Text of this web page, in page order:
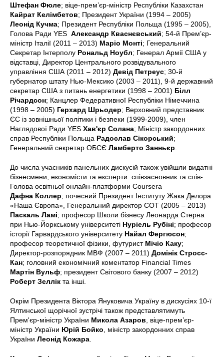
Штефан Фюле; віце-прем’єр-міністр Республіки Казахстан
Кайрат Келімбетов; Президент України (1994 – 2005)
Леонід Кучма; Президент Республіки Польща (1995 – 2005),
Голова Ради YES Александр Кваснєвський; 54-й Прем’єр-
міністр Італії (2011 – 2013) Маріо Монті; Генеральний
Секретар Інтерполу Рональд Ноубл; Генерал Армії США у
відставці, Директор Центрального розвідувального
управління США (2011 – 2012) Девід Петреус; 30-й
губернатор штату Нью-Мексико (2003 – 2011), 9-й державний
секретар США з питань енергетики (1998 – 2001) Білл
Річардсон; Канцлер Федеративної Республіки Німеччина
(1998 – 2005) Герхард Шрьодер; Верховний представник
ЄС із зовнішньої політики і безпеки (1999-2009), член
Наглядової Ради YES Хав'єр Солана; Міністр закордонних
справ Республіки Польща Радослав Сікорський;
Генеральний секретар ОБСЄ Ламберто Занньєр
До числа учасників панельних дискусій також увійшли видатні
бізнесмени, економісти та експерти: співзасновник та спів-
Голова освітньої онлайн-платформи Coursera
Дафна Коллер; почесний Президент Інституту Жака Делора
«Наша Європа», Генеральний директор СОТ (2005 – 2013)
Паскаль Ламі; професор Школи бізнесу Леонарда Стерна
при Нью-Йоркському університеті Нуріель Рубіні; професор
історії Гарвардського університету Найал Фергюсон;
професор теоретичної фізики, футурист Мічіо Каку;
Директор-розпорядник МВФ (2007 – 2011) Домінік Стросс-
Кан; головний економічний коментатор Financial Times
Мартін Вульф; президент Світового банку (2007 – 2012)
Роберт Зеллік та інші.
Окрім Президента Віктора Януковича Україну в дискусіях 10-ї
Ялтинської щорічної зустрічі також представлятимуть
Прем'єр-міністр України Микола Азаров , віце-прем’єр-
міністр України Юрій Бойко , міністр закордонних справ
України Леонід Кожара